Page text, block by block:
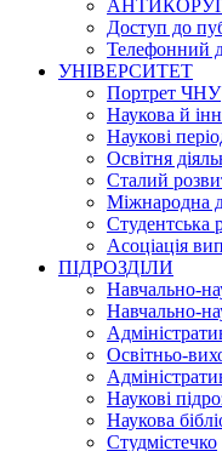
Доступ до
Телефонний
УНІВЕРСИТЕТ
Портрет ЧНУ
Наукова й
Наукові
Освітня
Сталий
Міжнародна
Студентська
Асоціація
ПІДРОЗДІЛИ
Навчально-
Навчально-
Освітньо-
Наукові
Наукова
Студмістечко